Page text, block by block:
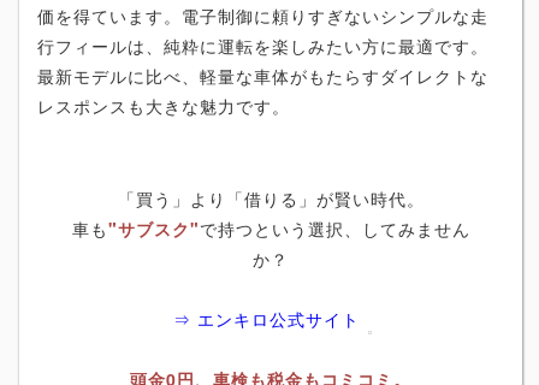
価を得ています。電子制御に頼りすぎないシンプルな走
行フィールは、純粋に運転を楽しみたい方に最適です。
最新モデルに比べ、軽量な車体がもたらすダイレクトな
レスポンスも大きな魅力です。
「買う」より「借りる」が賢い時代。
車も"サブスク"で持つという選択、してみません
か？
⇒ エンキロ公式サイト
頭金0円、車検も税金もコミコミ。